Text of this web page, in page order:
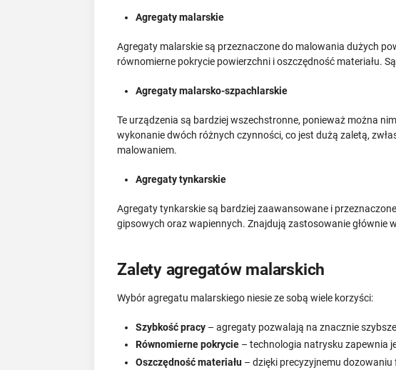
Agregaty malarskie
Agregaty malarskie są przeznaczone do malowania dużych
równomierne pokrycie powierzchni i oszczędność materiału.
Agregaty malarsko-szpachlarskie
Te urządzenia są bardziej wszechstronne, ponieważ można
wykonanie dwóch różnych czynności, co jest dużą zaletą,
malowaniem.
Agregaty tynkarskie
Agregaty tynkarskie są bardziej zaawansowane i
gipsowych oraz wapiennych. Znajdują zastosowanie
Zalety agregatów malarskich
Wybór agregatu malarskiego niesie ze sobą wiele korzyści:
Szybkość pracy– agregaty pozwalają na znacznie
Równomierne pokrycie– technologia natrysku zapewnia
Oszczędność materiału– dzięki precyzyjnemu dozowaniu